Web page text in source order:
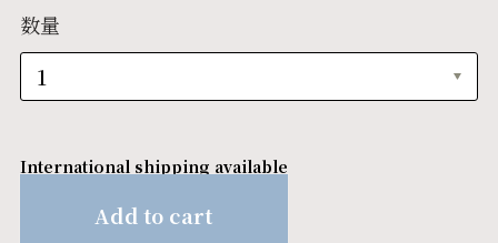
数量
International shipping available
Add to cart